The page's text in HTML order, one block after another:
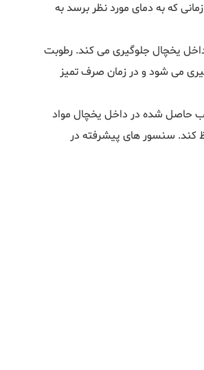
که به دمای مورد نظر برسد به
یخچال جلوگیری می کند. رطوبت
می شود و در زمان صرف تمیز
حاصل شده در داخل یخچال مواد
کند. سنسور های پیشرفته در